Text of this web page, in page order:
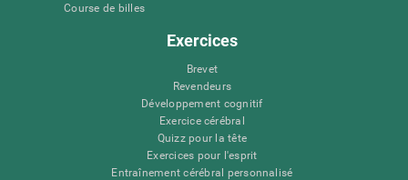
Course de billes
Exercices
Brevet
Revendeurs
Développement cognitif
Exercice cérébral
Quizz pour la tête
Exercices pour l'esprit
Entraînement cérébral personnalisé